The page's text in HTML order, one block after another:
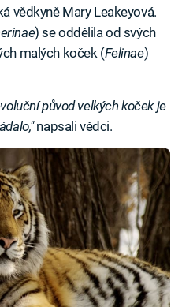
vědkyně Mary Leakeyová.
) se oddělila od svých
malých koček (Felinae)
původ velkých koček je
napsali vědci.